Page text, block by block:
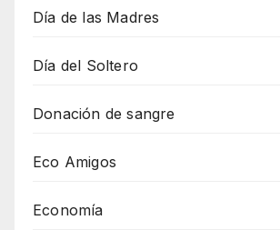
Día de las Madres
Día del Soltero
Donación de sangre
Eco Amigos
Economía